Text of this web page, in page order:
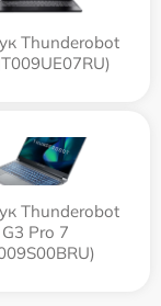
Thunderobot
Thunderobot
G3 Pro 7